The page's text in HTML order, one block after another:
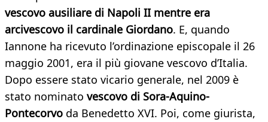
vescovo ausiliare di Napoli II mentre era
arcivescovo il cardinale Giordano. E, quando
Iannone ha ricevuto l’ordinazione episcopale il 26
maggio 2001, era il più giovane vescovo d’Italia.
Dopo essere stato vicario generale, nel 2009 è
stato nominato vescovo di Sora-Aquino-
Pontecorvo da Benedetto XVI. Poi, come giurista,